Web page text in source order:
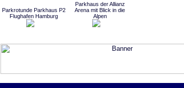
Parkrotunde Parkhaus P2
Flughafen Hamburg
Parkhaus der Allianz
Arena mit Blick in die
Alpen